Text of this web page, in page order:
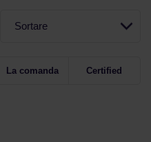
Sortare
La comanda Certified